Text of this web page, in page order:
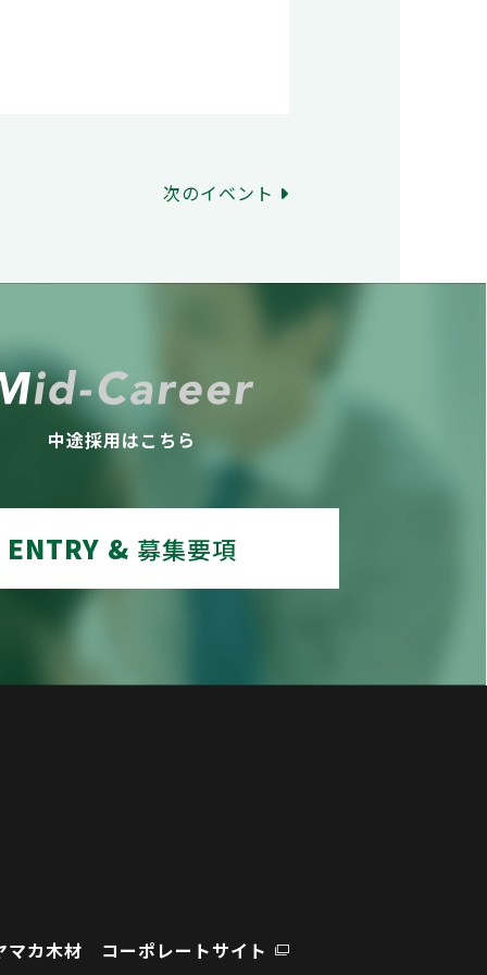
次のイベント
中途採用はこちら
ENTRY & 募集要項
マカ木材 コーポレートサイト